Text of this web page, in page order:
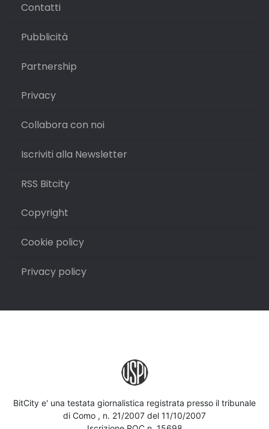
Contatti
Pubblicità
Partnership
Privacy
Collabora con noi
Iscriviti alla Newsletter
RSS Bitcity
Copyright
Cookie policy
Privacy policy
BitCity e' una testata giornalistica registrata presso il tribunale
di Como , n. 21/2007 del 11/10/2007